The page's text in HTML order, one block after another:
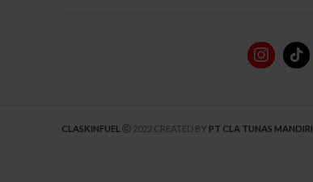
CLASKINFUEL 2022 CREATED BY PT CLA TUNAS MANDIRI